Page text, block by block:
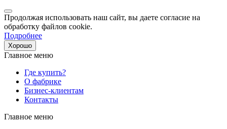
Продолжая использовать наш сайт, вы даете согласие на
обработку файлов cookie.
Подробнее
Хорошо
Главное меню
Где купить?
О фабрике
Бизнес-клиентам
Контакты
Главное меню